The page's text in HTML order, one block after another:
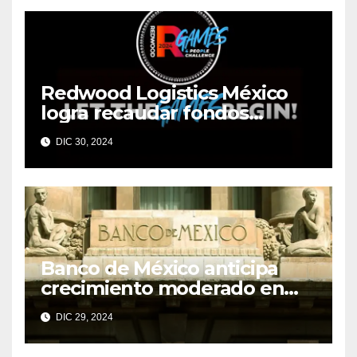
Redwood Logistics México
logra recaudar fondos
mediante su evento anual
Redwood Games
DIC 30, 2024
Banco de México anticipa
crecimiento moderado en
economías regionales pese a
desafíos
DIC 29, 2024